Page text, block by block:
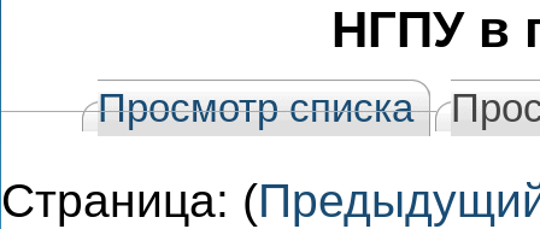
НГПУ в
Просмотр списка
Страница: (